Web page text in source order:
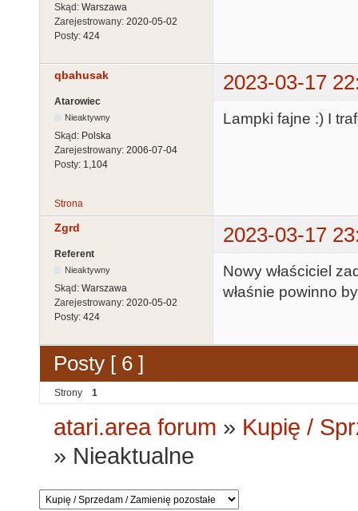
Skąd: Warszawa
Zarejestrowany: 2020-05-02
Posty: 424
qbahusak 2023-03-17
Atarowiec
Nieaktywny
Skąd: Polska
Zarejestrowany: 2006-07-04
Posty: 1,104
Lampki fajne :) I
Strona
Zgrd 2023-03-17
Referent
Nieaktywny
Skąd: Warszawa
Zarejestrowany: 2020-05-02
Posty: 424
Nowy właściciel
właśnie powinno
Posty [ 6 ]
Strony 1
atari.area forum » Kupię /
» Nieaktualne